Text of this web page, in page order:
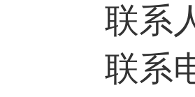
联系
联系